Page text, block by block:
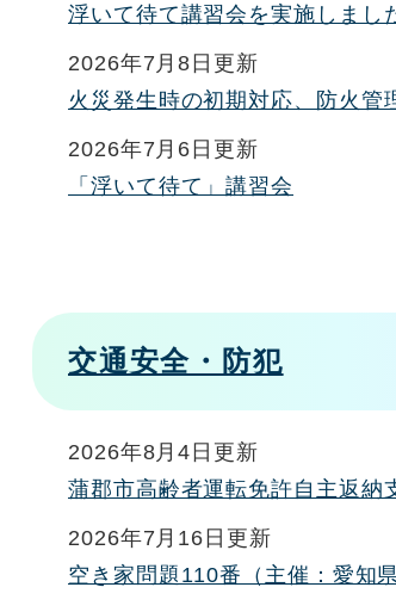
浮いて待て講習会を実施しまし
2026年7月8日更新
火災発生時の初期対応、防火管
2026年7月6日更新
「浮いて待て」講習会
交通安全・防犯
2026年8月4日更新
蒲郡市高齢者運転免許自主返納
2026年7月16日更新
空き家問題110番（主催：愛知